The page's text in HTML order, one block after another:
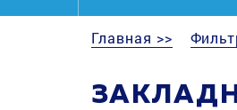
Главная >>